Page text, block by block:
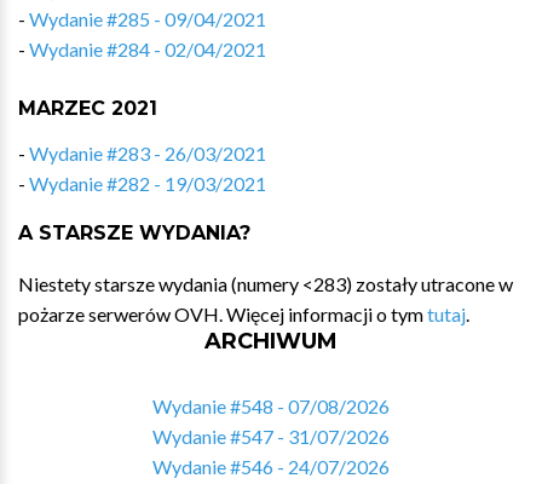
- Wydanie #285 - 09/04/2021
- Wydanie #284 - 02/04/2021
MARZEC 2021
- Wydanie #283 - 26/03/2021
- Wydanie #282 - 19/03/2021
A STARSZE WYDANIA?
Niestety starsze wydania (numery <283) zostały utracone w
pożarze serwerów OVH. Więcej informacji o tymtutaj.
ARCHIWUM
Wydanie #548 - 07/08/2026
Wydanie #547 - 31/07/2026
Wydanie #546 - 24/07/2026